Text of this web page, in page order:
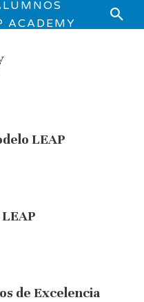
ACADEMY
LEAP
de Excelencia